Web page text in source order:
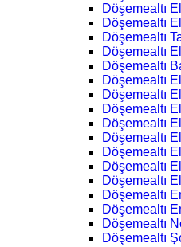
Döşemealtı
Döşemealtı
Döşemealtı
Döşemealtı
Döşemealtı
Döşemealtı
Döşemealtı
Döşemealtı
Döşemealtı
Döşemealtı
Döşemealtı
Döşemealtı
Döşemealtı
Döşemealtı
Döşemealtı
Döşemealtı
Döşemealtı